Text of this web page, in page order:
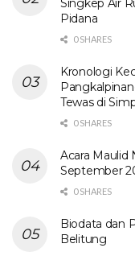
Singkep Air
Pidana
0 SHARES
Kronologi
Tewas di
0 SHARES
Acara Maulid
September
0 SHARES
Biodata dan
Belitung